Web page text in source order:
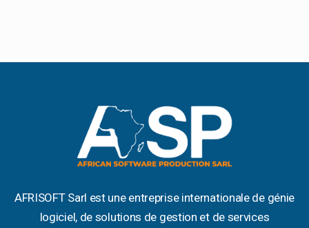
AFRISOFT Sarl est une entreprise internationale de génie
logiciel, de solutions de gestion et de services